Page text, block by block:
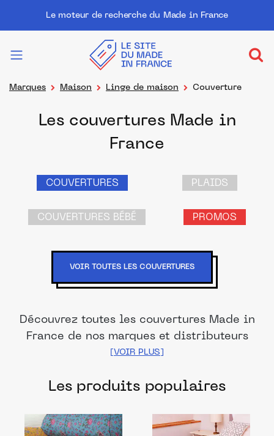
Le moteur de recherche du Made in France
Marques Maison Linge de maison Couverture
Les couvertures Made in
France
COUVERTURES PLAIDS
COUVERTURES BÉBÉ PROMOS
VOIR TOUTES LES COUVERTURES
Découvrez toutes les couvertures Made in
France de nos marques et distributeurs
partenaires. Des produits fabriqués dans
français pour chacune de vos envies.
Les produits populaires